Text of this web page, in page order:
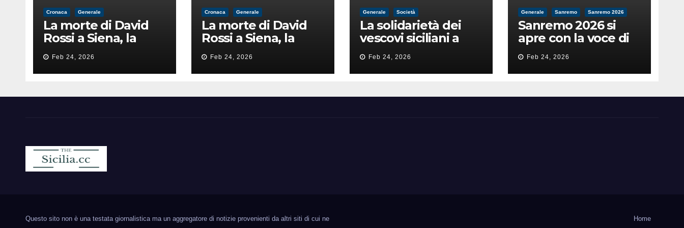
Cronaca Generale
La morte di David
Rossi a Siena, la
perizia lancia la
pista di
un’intimidazione
Feb 24, 2026
Cronaca Generale
La morte di David
Rossi a Siena, la
perizia lancia la
pista di
un’intimidazione
Feb 24, 2026
Generale Società
La solidarietà dei
vescovi siciliani a
Lorefice: «Ha difeso
il valore e la dignità
dell’umanità»
Feb 24, 2026
Generale Sanremo Sanremo 2026
Sanremo 2026 si
apre con la voce di
Pippo Baudo
Feb 24, 2026
Questo sito non è una testata giornalistica ma un aggregatore di notizie provenienti da altri siti di cui ne Home